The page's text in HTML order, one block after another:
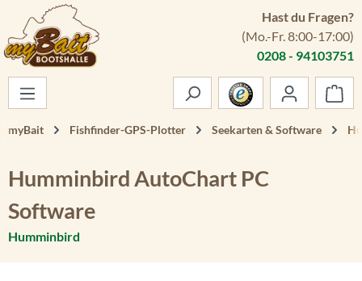
Zum Hauptinhalt springen
Hast du Fragen?
(Mo.-Fr. 8:00-17:00)
0208 - 94103751
myBait Fishfinder-GPS-Plotter Seekarten & Software
Humminbird AutoChart PC
Software
Humminbird